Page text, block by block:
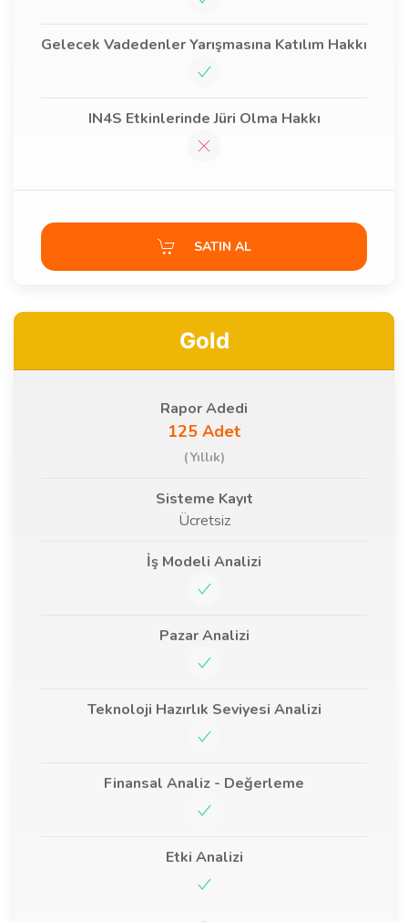
Gelecek Vadedenler Yarışmasına Katılım Hakkı
IN4S Etkinlerinde Jüri Olma Hakkı
SATIN AL
Gold
Rapor Adedi
125 Adet
(Yıllık)
Sisteme Kayıt
Ücretsiz
İş Modeli Analizi
Pazar Analizi
Teknoloji Hazırlık Seviyesi Analizi
Finansal Analiz - Değerleme
Etki Analizi